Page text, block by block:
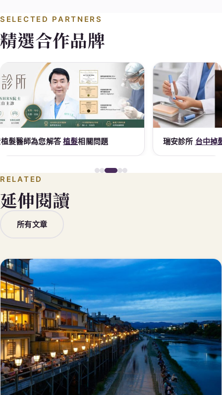
SELECTED PARTNERS
精選合作品牌
瑞安診所台中掉髮｜台中減肥
RELATED
延伸閱讀
所有文章